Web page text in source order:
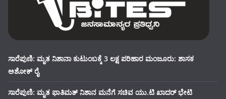
ಸಾರೆಪುಣಿ: ಮೃತ ನಿಶಾನಾ ಕುಟುಂಬಕ್ಕೆ 3 ಲಕ್ಷ ಪರಿಹಾರ ಮಂಜೂರು: ಶಾಸಕ
ಅಶೋಕ್ ರೈ
ಸಾರೆಪುಣಿ: ಮೃತ ಫಾತಿಮತ್ ನಿಶಾನ ಮನೆಗೆ ಸಚಿವ ಯು.ಟಿ ಖಾದರ್ ಭೇಟಿ